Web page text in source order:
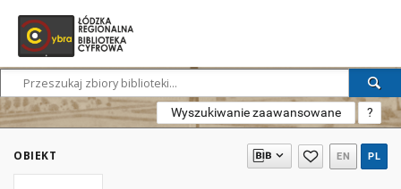
Wyszukiwanie zaawansowane ?
OBIEKT EN PL